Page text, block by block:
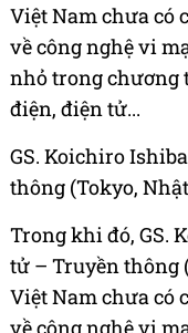
Việt Nam chưa có
về công nghệ vi
nhỏ trong chương
điện, điện tử...
GS. Koichiro
thông (Tokyo,
Trong khi đó, GS.
tử – Truyền thông
Việt Nam chưa có
về công nghệ vi